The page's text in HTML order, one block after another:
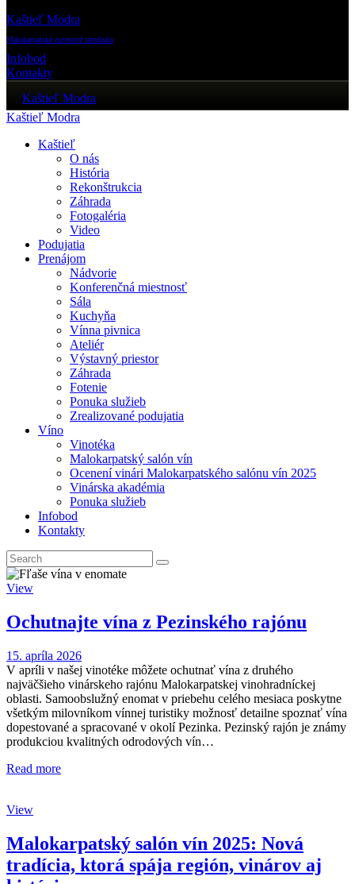
Kaštieľ Modra
Malokarpatské osvetové stredisko
Infobod
Kontakty
Kaštieľ Modra
Kaštieľ Modra
Kaštieľ
O nás
História
Rekonštrukcia
Záhrada
Fotogaléria
Video
Podujatia
Prenájom
Nádvorie
Konferenčná miestnosť
Sála
Kuchyňa
Vínna pivnica
Ateliér
Výstavný priestor
Záhrada
Fotenie
Ponuka služieb
Zrealizované podujatia
Víno
Vinotéka
Malokarpatský salón vín
Ocenení vinári Malokarpatského salónu vín 2025
Vinárska akadémia
Ponuka služieb
Infobod
Kontakty
View
Ochutnajte vína z Pezinského rajónu
15. apríla 2026
V apríli v našej vinotéke môžete ochutnať vína z druhého
najväčšieho vinárskeho rajónu Malokarpatskej vinohradníckej
oblasti. Samoobslužný enomat v priebehu celého mesiaca poskytne
všetkým milovníkom vínnej turistiky možnosť detailne spoznať vína
dopestované a spracované v okolí Pezinka. Pezinský rajón je známy
produkciou kvalitných odrodových vín…
Read more
View
Malokarpatský salón vín 2025: Nová
tradícia, ktorá spája región, vinárov aj